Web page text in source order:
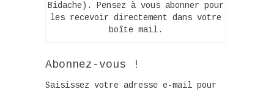
Bidache). Pensez à vous abonner pour
les recevoir directement dans votre
boîte mail.
Abonnez-vous !
Saisissez votre adresse e-mail pour